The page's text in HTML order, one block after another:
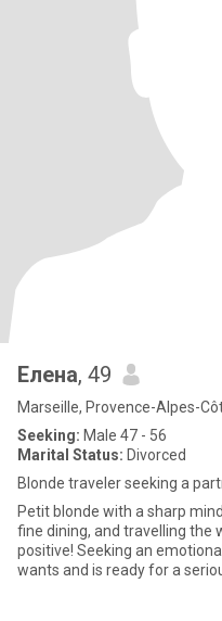
Елена, 49
Marseille, Provence-Alpes-
Seeking: Male 47 - 56
Marital Status: Divorced
Blonde traveler seeking a
Petit blonde with a sharp
fine dining, and travelling the
positive! Seeking an emotionally mature man who knows what he
wants and is ready for a